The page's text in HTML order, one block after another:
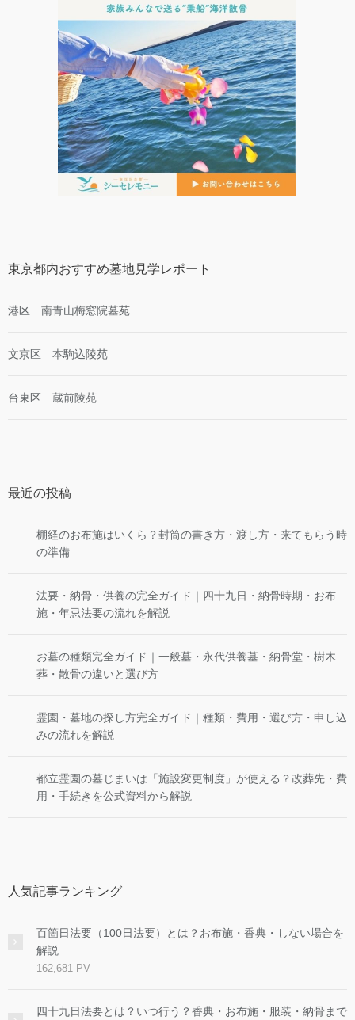
東京都内おすすめ墓地見学レポート
港区 南青山梅窓院墓苑
文京区 本駒込陵苑
台東区 蔵前陵苑
最近の投稿
棚経のお布施はいくら？封筒の書き方・渡し方・来てもらう時
の準備
法要・納骨・供養の完全ガイド｜四十九日・納骨時期・お布
施・年忌法要の流れを解説
お墓の種類完全ガイド｜一般墓・永代供養墓・納骨堂・樹木
葬・散骨の違いと選び方
霊園・墓地の探し方完全ガイド｜種類・費用・選び方・申し込
みの流れを解説
都立霊園の墓じまいは「施設変更制度」が使える？改葬先・費
用・手続きを公式資料から解説
人気記事ランキング
百箇日法要（100日法要）とは？お布施・香典・しない場合を
解説
162,681 PV
四十九日法要とは？いつ行う？香典・お布施・服装・納骨まで